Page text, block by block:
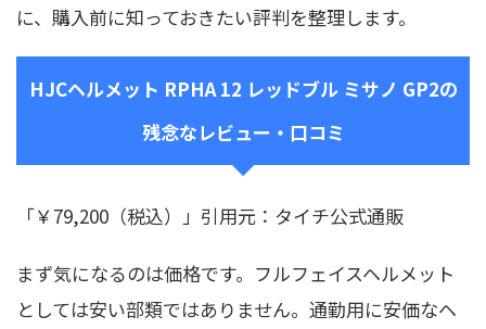
に、購入前に知っておきたい評判を整理します。
HJCヘルメット RPHA 12 レッドブル ミサノ GP2の
残念なレビュー・口コミ
「￥79,200（税込）」引用元：タイチ公式通販
まず気になるのは価格です。フルフェイスヘルメット
としては安い部類ではありません。通勤用に安価なヘ